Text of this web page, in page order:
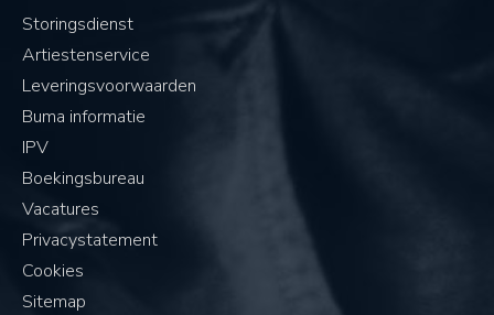
Storingsdienst
Artiestenservice
Leveringsvoorwaarden
Buma informatie
IPV
Boekingsbureau
Vacatures
Privacystatement
Cookies
Sitemap